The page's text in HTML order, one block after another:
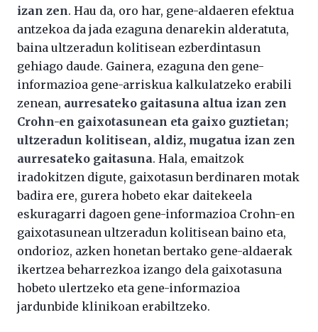
izan zen. Hau da, oro har, gene-aldaeren efektua
antzekoa da jada ezaguna denarekin alderatuta,
baina ultzeradun kolitisean ezberdintasun
gehiago daude. Gainera, ezaguna den gene-
informazioa gene-arriskua kalkulatzeko erabili
zenean, aurresateko gaitasuna altua izan zen
Crohn-en gaixotasunean eta gaixo guztietan;
ultzeradun kolitisean, aldiz, mugatua izan zen
aurresateko gaitasuna. Hala, emaitzok
iradokitzen digute, gaixotasun berdinaren motak
badira ere, gurera hobeto ekar daitekeela
eskuragarri dagoen gene-informazioa Crohn-en
gaixotasunean ultzeradun kolitisean baino eta,
ondorioz, azken honetan bertako gene-aldaerak
ikertzea beharrezkoa izango dela gaixotasuna
hobeto ulertzeko eta gene-informazioa
jardunbide klinikoan erabiltzeko.